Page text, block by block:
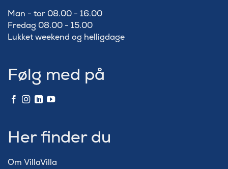
Man - tor 08.00 - 16.00
Fredag 08.00 - 15.00
Lukket weekend og helligdage
Følg med på
Her finder du
Om VillaVilla